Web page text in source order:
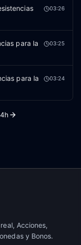
03:26
para la
03:25
para la
03:24
Acciones,
y Bonos.